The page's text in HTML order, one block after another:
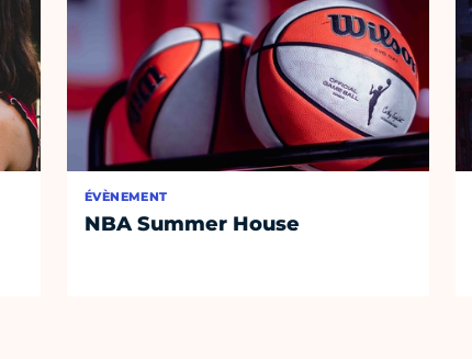
ÉVÈNEMENT
NBA Summer House